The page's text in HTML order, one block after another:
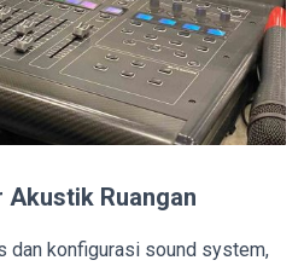
Akustik Ruangan
dan konfigurasi sound system,